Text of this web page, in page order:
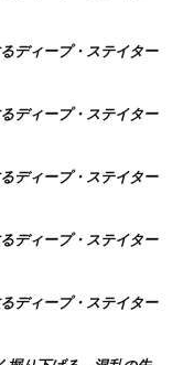
ディープ・ステイター
ディープ・ステイター
ディープ・ステイター
ディープ・ステイター
ディープ・ステイター